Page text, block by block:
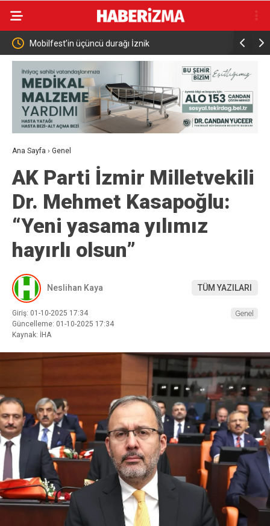
Mobilfest’in üçüncü durağı İznik AK
Ana Sayfa › Genel
AK Parti İzmir Milletvekili
Dr. Mehmet Kasapoğlu:
“Yeni yasama yılımız
hayırlı olsun”
Neslihan Kaya TÜM YAZILARI
Giriş: 01-10-2025 17:34
Güncelleme: 01-10-2025 17:34
Kaynak: İHA
Genel